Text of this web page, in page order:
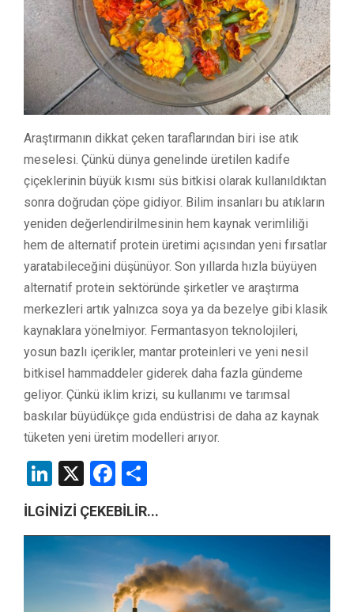
Araştırmanın dikkat çeken taraflarından biri ise atık
meselesi. Çünkü dünya genelinde üretilen kadife
çiçeklerinin büyük kısmı süs bitkisi olarak kullanıldıktan
sonra doğrudan çöpe gidiyor. Bilim insanları bu atıkların
yeniden değerlendirilmesinin hem kaynak verimliliği
hem de alternatif protein üretimi açısından yeni fırsatlar
yaratabileceğini düşünüyor. Son yıllarda hızla büyüyen
alternatif protein sektöründe şirketler ve araştırma
merkezleri artık yalnızca soya ya da bezelye gibi klasik
kaynaklara yönelmiyor. Fermantasyon teknolojileri,
yosun bazlı içerikler, mantar proteinleri ve yeni nesil
bitkisel hammaddeler giderek daha fazla gündeme
geliyor. Çünkü iklim krizi, su kullanımı ve tarımsal
baskılar büyüdükçe gıda endüstrisi de daha az kaynak
tüketen yeni üretim modelleri arıyor.
LinkedIn
X Facebook
İLGİNİZİ ÇEKEBİLİR...